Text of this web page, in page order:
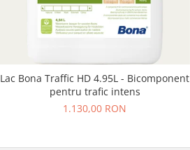
Lac Bona Traffic HD 4.95L - Bicomponent
pentru trafic intens
1.130,00 RON